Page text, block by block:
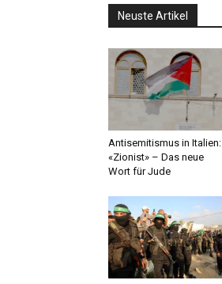
Neuste Artikel
Antisemitismus in Italien:
«Zionist» – Das neue
Wort für Jude